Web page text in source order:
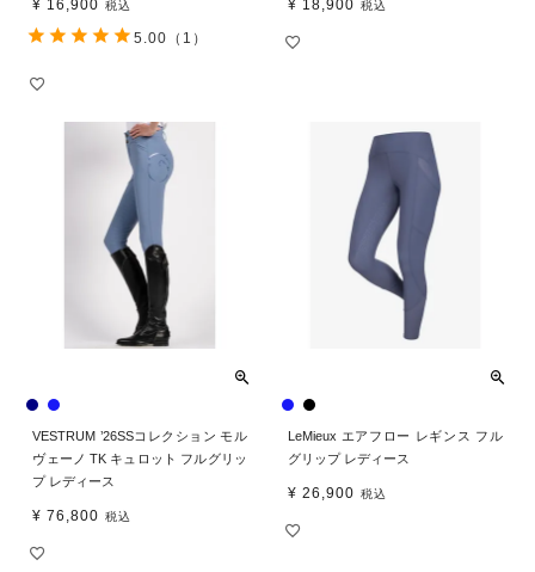
¥ 16,900 税込
5.00 （1）
¥ 18,900 税込
VESTRUM ’26SSコレクション モル
ヴェーノ TK キュロット フルグリッ
プ レディース
¥ 76,800 税込
LeMieux エアフロー レギンス フル
グリップ レディース
¥ 26,900 税込